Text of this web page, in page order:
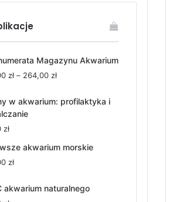
Magazynu Akwarium
zł – 264,00 złZakres
od
w akwarium: profilaktyka i
zł
akwarium morskie
zł
akwarium naturalnego